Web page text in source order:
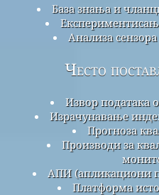
База знања и
Анализа
Често
Извор података
Израчунавање
Прогноза
Производи за
АПИ (апликациони
Платформа